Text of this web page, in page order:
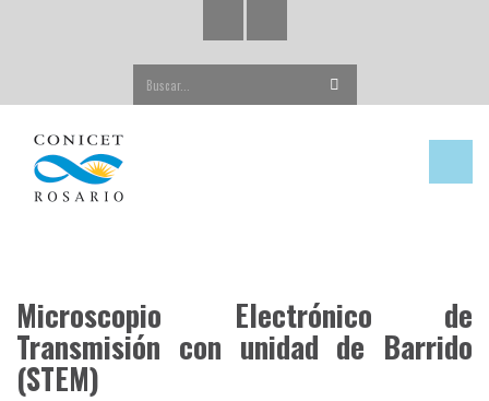
Microscopio Electrónico de
Transmisión con unidad de Barrido
(STEM)